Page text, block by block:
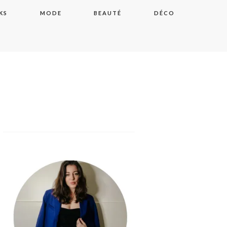
MODE BEAUTÉ DÉCO